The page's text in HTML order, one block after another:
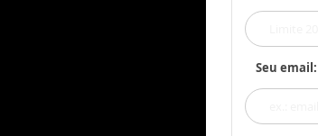
Seu email: